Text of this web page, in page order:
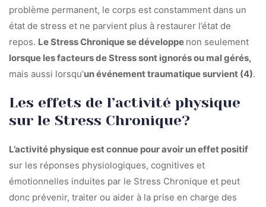
problème permanent, le corps est constamment dans un
état de stress et ne parvient plus à restaurer l’état de
repos. Le Stress Chronique se développe non seulement
lorsque les facteurs de Stress sont ignorés ou mal gérés,
mais aussi lorsqu’un événement traumatique survient (4).
Les effets de l’activité physique
sur le Stress Chronique?
L’activité physique est connue pour avoir un effet positif
sur les réponses physiologiques, cognitives et
émotionnelles induites par le Stress Chronique et peut
donc prévenir, traiter ou aider à la prise en charge des